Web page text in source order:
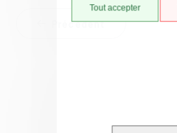
Tout accepter
Précédent